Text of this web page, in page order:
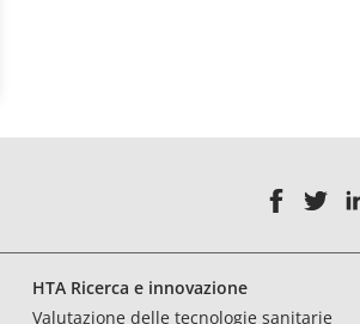
HTA Ricerca e innovazione
Valutazione delle tecnologie sanitarie